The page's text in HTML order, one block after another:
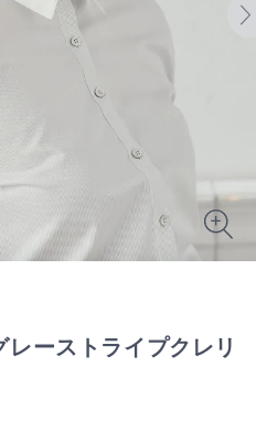
ーストライプクレリ